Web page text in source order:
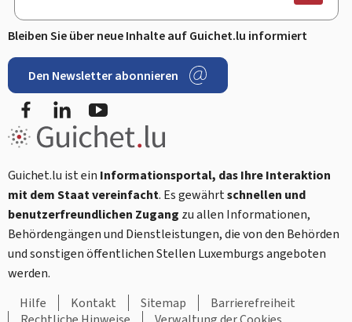
Bleiben Sie über neue Inhalte auf Guichet.lu informiert
Den Newsletter abonnieren
FacebookLinkedIn
Guichet.lu ist ein Informationsportal, das Ihre Interaktion
mit dem Staat vereinfacht. Es gewährtschnellen und
benutzerfreundlichen Zugang zu allen Informationen,
Behördengängen und Dienstleistungen, die von den Behörden
und sonstigen öffentlichen Stellen Luxemburgs angeboten
werden.
Hilfe
Kontakt Sitemap
Barrierefreiheit